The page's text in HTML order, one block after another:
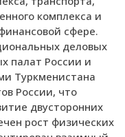
комплекса и
сфере.
деловых
палат России и
Туркменистана
России, что
двусторонних
рост физических